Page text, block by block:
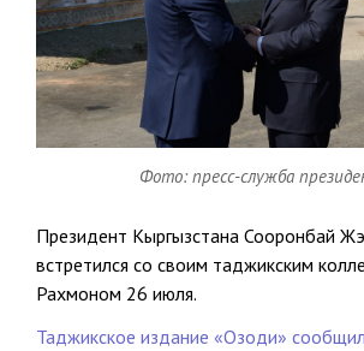
Фото: пресс-служба
Президент Кыргызстана Сооронбай
встретился со своим таджикским
Рахмоном 26 июля.
Таджикское издание «Озоди»